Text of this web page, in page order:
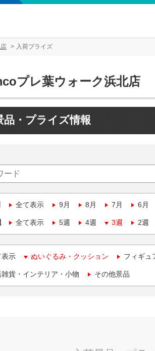
入荷プライズ
プレ葉ウォーク浜北店
品・プライズ情報
全て表示 9月 8月 7月 6月
全て表示 5週 4週 3週 2週
表示 ぬいぐるみ・クッション フィギュ
貨・インテリア・小物 その他景品